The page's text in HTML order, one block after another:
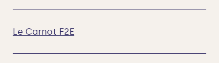
Le Carnot F2E